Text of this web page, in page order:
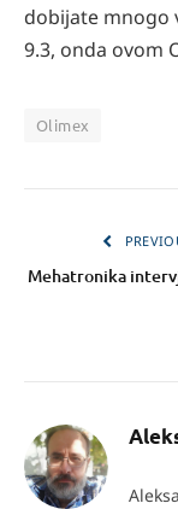
dobijate mnogo
9.3, onda ovom
Olimex
Mehatronika